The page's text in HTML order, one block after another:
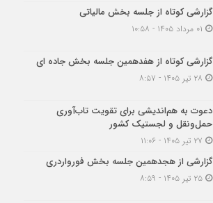
گزارشی کوتاه از جلسه بخش مالیاتی
گزارشی کوتاه از هفدهمین جلسه بخش جاده ای
دعوت به هم‌اندیشی برای تقویت تاب‌آوری
حمل‌ونقل و لجستیک کشور
گزارشی از هجدهمین جلسه بخش فورواردری
۲۵ تیر ۱۴۰۵ - ۸:۵۹